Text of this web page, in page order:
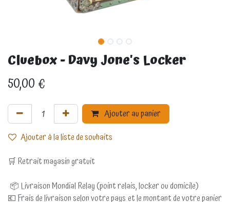
Cluebox - Davy Jone's Locker
50,00€
Ajouter au panier
Ajouter à la liste de souhaits
🛒 Retrait magasin gratuit
📦 Livraison Mondial Relay (point relais, locker ou domicile)
💶 Frais de livraison selon votre pays et le montant de votre panier